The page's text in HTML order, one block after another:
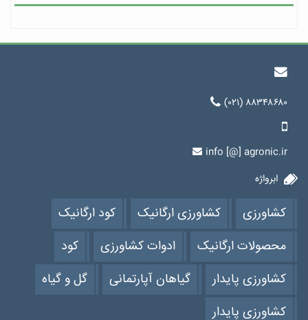
(۰۲۱) ۸۸۳۴۸۶۸۰
info [@] agronic.ir
ابرواژه
کشاورزی کشاورزی ارگانیک
کود ارگانیک
محصولات ارگانیک
ادوات کشاورزی
کود
کشاورزی پایدار
گیاهان آپارتمانی
گل و گیاه
کشاورزی پایدار